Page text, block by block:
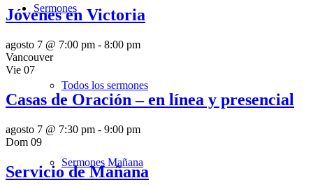
Sermones
Todos los sermones
Sermones Mañana
Jóvenes en Victoria
agosto 7 @ 7:00 pm - 8:00 pm
Vancouver
Vie 07
Casas de Oración – en línea y presencial
agosto 7 @ 7:30 pm - 9:00 pm
Dom 09
Servicio de Mañana